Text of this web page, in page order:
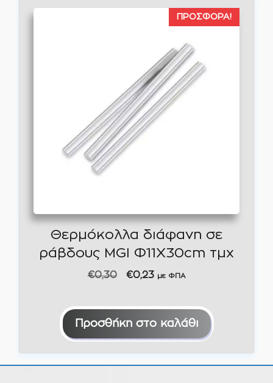
ΠΡΟΣΦΟΡΆ!
Θερμόκολλα διάφανη σε
ράβδους MGI Φ11Χ30cm τμχ
€0,30
Original
was:
€0,30.
€0,23Η
τιμή
είναι:
με ΦΠΑ
Προσθήκη στο καλάθι